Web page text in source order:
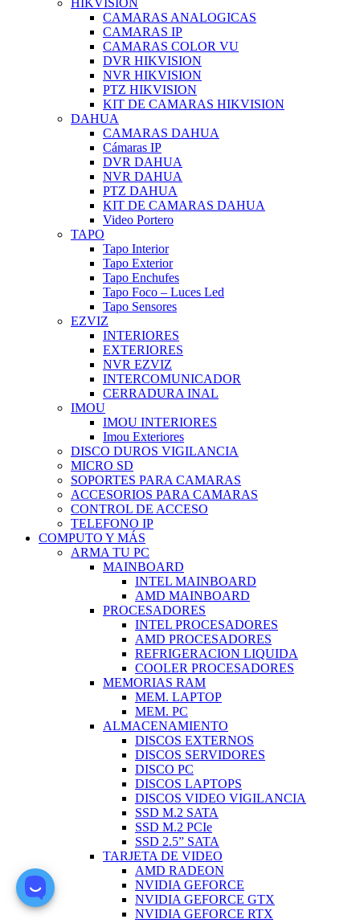
HIKVISION
CAMARAS ANALOGICAS
CAMARAS IP
CAMARAS COLOR VU
DVR HIKVISION
NVR HIKVISION
PTZ HIKVISION
KIT DE CAMARAS HIKVISION
DAHUA
CAMARAS DAHUA
Cámaras IP
DVR DAHUA
NVR DAHUA
PTZ DAHUA
KIT DE CAMARAS DAHUA
Video Portero
TAPO
Tapo Interior
Tapo Exterior
Tapo Enchufes
Tapo Foco – Luces Led
Tapo Sensores
EZVIZ
INTERIORES
EXTERIORES
NVR EZVIZ
INTERCOMUNICADOR
CERRADURA INAL
IMOU
IMOU INTERIORES
Imou Exteriores
DISCO DUROS VIGILANCIA
MICRO SD
SOPORTES PARA CAMARAS
ACCESORIOS PARA CAMARAS
CONTROL DE ACCESO
TELEFONO IP
COMPUTO Y MÁS
ARMA TU PC
MAINBOARD
INTEL MAINBOARD
AMD MAINBOARD
PROCESADORES
INTEL PROCESADORES
AMD PROCESADORES
REFRIGERACION LIQUIDA
COOLER PROCESADORES
MEMORIAS RAM
MEM. LAPTOP
MEM. PC
ALMACENAMIENTO
DISCOS EXTERNOS
DISCOS SERVIDORES
DISCO PC
DISCOS LAPTOPS
DISCOS VIDEO VIGILANCIA
SSD M.2 SATA
SSD M.2 PCIe
SSD 2.5” SATA
TARJETA DE VIDEO
AMD RADEON
NVIDIA GEFORCE
NVIDIA GEFORCE GTX
NVIDIA GEFORCE RTX